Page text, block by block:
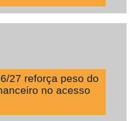
27 reforça peso do
no acesso